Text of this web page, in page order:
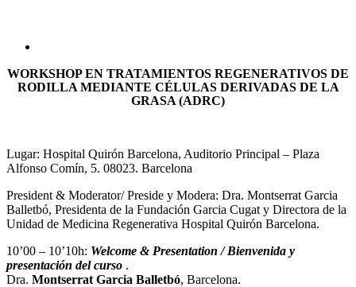
WORKSHOP EN TRATAMIENTOS REGENERATIVOS DE
RODILLA MEDIANTE CÉLULAS DERIVADAS DE LA
GRASA (ADRC)
Lugar: Hospital Quirón Barcelona, Auditorio Principal – Plaza
Alfonso Comín, 5. 08023. Barcelona
President & Moderator/ Preside y Modera: Dra. Montserrat Garcia
Balletbó, Presidenta de la Fundación Garcia Cugat y Directora de la
Unidad de Medicina Regenerativa Hospital Quirón Barcelona.
10’00 – 10’10h: Welcome & Presentation / Bienvenida y
presentación del curso .
Dra. Montserrat Garcia Balletbó, Barcelona.